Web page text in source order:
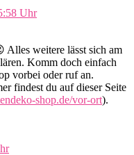
Uhr
Alles weitere lässt sich am
Komm doch einfach
vorbei oder ruf an.
findest du auf dieser Seite
shop.de/vor-ort).